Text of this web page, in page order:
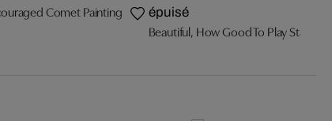
Comet Painting épuisé
Beautiful, How Good To Play Star